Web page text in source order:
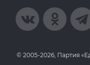
© 2005-2026, Партия